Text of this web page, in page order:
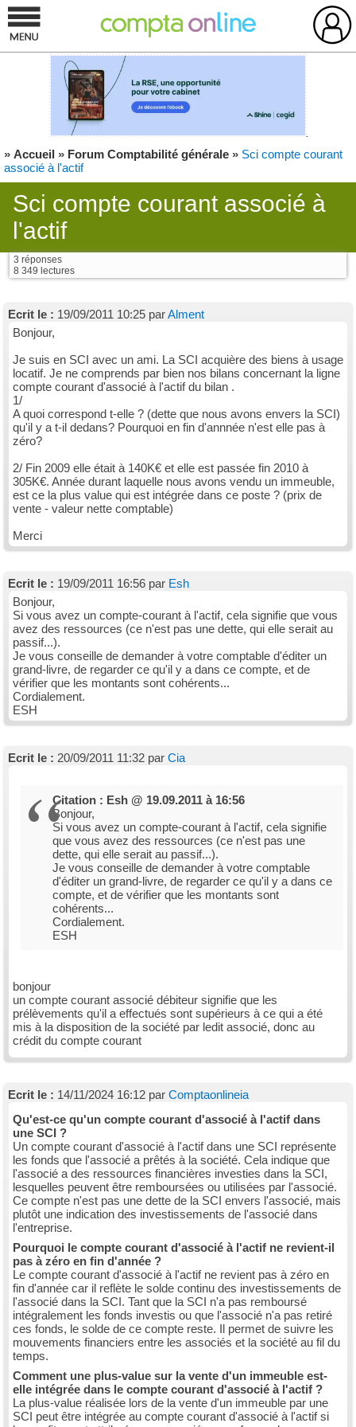
» Accueil » Forum Comptabilité générale » Sci compte courant
associé à l'actif
Sci compte courant associé à
l'actif
3 réponses
8 349 lectures
Ecrit le : 19/09/2011 10:25 parAlment
Bonjour,
Je suis en SCI avec un ami. La SCI acquière des biens à usage
locatif. Je ne comprends par bien nos bilans concernant la ligne
compte courant d'associé à l'actif du bilan .
1/
A quoi correspond t-elle ? (dette que nous avons envers la SCI)
qu'il y a t-il dedans? Pourquoi en fin d'annnée n'est elle pas à
zéro?
2/ Fin 2009 elle était à 140K€ et elle est passée fin 2010 à
305K€. Année durant laquelle nous avons vendu un immeuble,
est ce la plus value qui est intégrée dans ce poste ? (prix de
vente - valeur nette comptable)
Merci
Ecrit le : 19/09/2011 16:56 par Esh
Bonjour,
Si vous avez un compte-courant à l'actif, cela signifie que vous
avez des ressources (ce n'est pas une dette, qui elle serait au
passif...).
Je vous conseille de demander à votre comptable d'éditer un
grand-livre, de regarder ce qu'il y a dans ce compte, et de
vérifier que les montants sont cohérents...
Cordialement.
ESH
Ecrit le : 20/09/2011 11:32 par Cia
Citation : Esh @ 19.09.2011 à 16:56
Bonjour,
Si vous avez un compte-courant à l'actif, cela signifie
que vous avez des ressources (ce n'est pas une
dette, qui elle serait au passif...).
Je vous conseille de demander à votre comptable
d'éditer un grand-livre, de regarder ce qu'il y a dans ce
compte, et de vérifier que les montants sont
cohérents...
Cordialement.
ESH
bonjour
un compte courant associé débiteur signifie que les
prélèvements qu'il a effectués sont supérieurs à ce qui a été
mis à la disposition de la société par ledit associé, donc au
crédit du compte courant
Ecrit le : 14/11/2024 16:12 par Comptaonlineia
Qu'est-ce qu'un compte courant d'associé à l'actif dans
une SCI ?
Un compte courant d'associé à l'actif dans une SCI représente
les fonds que l'associé a prêtés à la société. Cela indique que
l'associé a des ressources financières investies dans la SCI,
lesquelles peuvent être remboursées ou utilisées par l'associé.
Ce compte n'est pas une dette de la SCI envers l'associé, mais
plutôt une indication des investissements de l'associé dans
l'entreprise.
Pourquoi le compte courant d'associé à l'actif ne revient-il
pas à zéro en fin d'année ?
Le compte courant d'associé à l'actif ne revient pas à zéro en
fin d'année car il reflète le solde continu des investissements de
l'associé dans la SCI. Tant que la SCI n'a pas remboursé
intégralement les fonds investis ou que l'associé n'a pas retiré
ces fonds, le solde de ce compte reste. Il permet de suivre les
mouvements financiers entre les associés et la société au fil du
temps.
Comment une plus-value sur la vente d'un immeuble est-
elle intégrée dans le compte courant d'associé à l'actif ?
La plus-value réalisée lors de la vente d'un immeuble par une
SCI peut être intégrée au compte courant d'associé à l'actif si